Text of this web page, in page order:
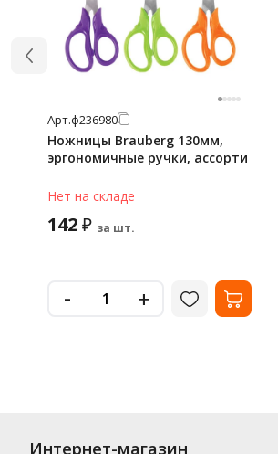
Арт.ф236980
Ножницы Brauberg 130мм,
эргономичные ручки, ассорти
Нет на складе
142₽ за шт.
- +
Интернет-магазин